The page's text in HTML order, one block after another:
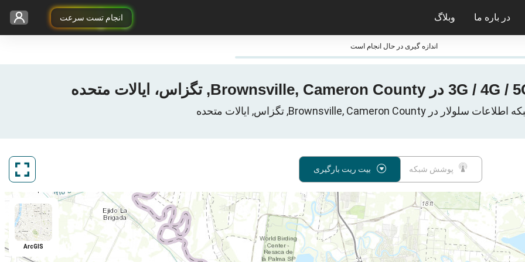
انجام تست سرعت در باره ما وبلاگ
اندازه گیری در حال انجام است
پوشش شبکه بیت ریت بارگیری
ArcGIS